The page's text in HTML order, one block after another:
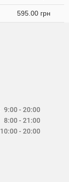
595.00 грн
9:00 - 20:00
8:00 - 21:00
10:00 - 20:00